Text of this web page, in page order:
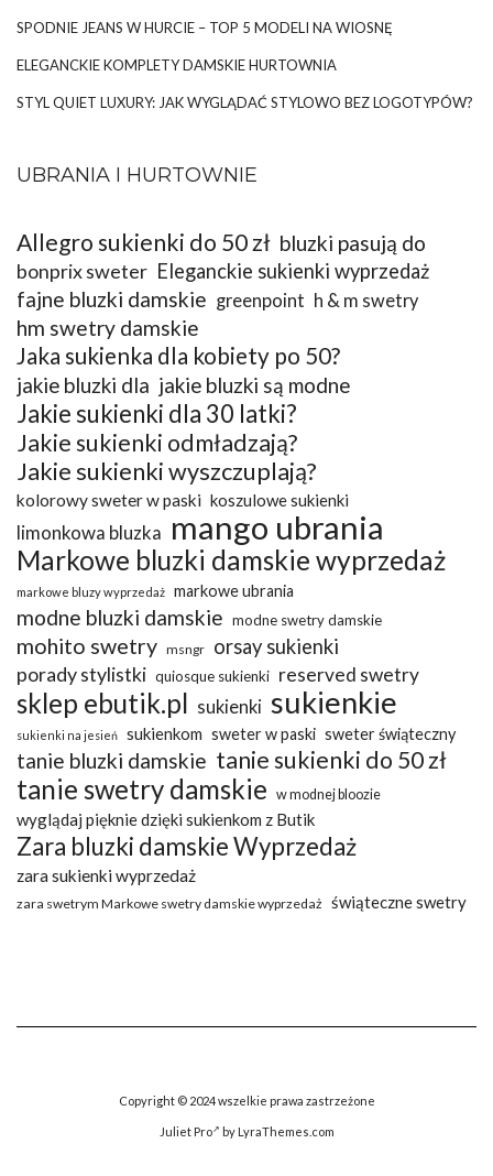
SPODNIE JEANS W HURCIE – TOP 5 MODELI NA WIOSNĘ
ELEGANCKIE KOMPLETY DAMSKIE HURTOWNIA
STYL QUIET LUXURY: JAK WYGLĄDAĆ STYLOWO BEZ LOGOTYPÓW?
UBRANIA I HURTOWNIE
Allegro sukienki do 50 zł bluzki pasują do
bonprix sweter Eleganckie sukienki wyprzedaż
fajne bluzki damskie greenpoint h & m swetry
hm swetry damskie
Jaka sukienka dla kobiety po 50?
jakie bluzki dla jakie bluzki są modne
Jakie sukienki dla 30 latki?
Jakie sukienki odmładzają?
Jakie sukienki wyszczuplają?
kolorowy sweter w paski koszulowe sukienki
limonkowa bluzka mango ubrania
Markowe bluzki damskie wyprzedaż
markowe bluzy wyprzedaż markowe ubrania
modne bluzki damskie modne swetry damskie
mohito swetry msngr orsay sukienki
porady stylistki quiosque sukienki reserved swetry
sklep ebutik.pl sukienki sukienkie
sukienki na jesień sukienkom sweter w paski sweter świąteczny
tanie bluzki damskie tanie sukienki do 50 zł
tanie swetry damskie w modnej bloozie
wyglądaj pięknie dzięki sukienkom z Butik
Zara bluzki damskie Wyprzedaż
zara sukienki wyprzedaż
zara swetrym Markowe swetry damskie wyprzedaż świąteczne swetry
Copyright © 2024 wszelkie prawa zastrzeżone
Juliet Pro by LyraThemes.com